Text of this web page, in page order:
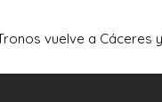
vuelve a Cáceres